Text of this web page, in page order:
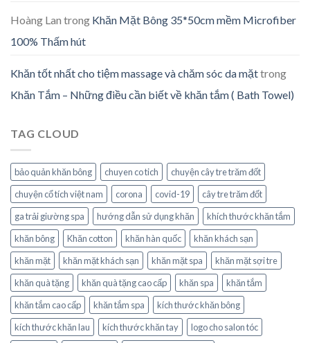
Hoàng Lan trong Khăn Mặt Bông 35*50cm mềm Microfiber
100% Thấm hút
Khăn tốt nhất cho tiệm massage và chăm sóc da mặttrong
Khăn Tắm – Những điều cần biết về khăn tắm ( Bath Towel)
TAG CLOUD
bảo quản khăn bông chuyen co tich
chuyện cây tre trăm đốt
chuyện cổ tích việt nam
corona covid-19
cây tre trăm đốt
ga trải giường spa
hướng dẫn sử dụng khăn
khích thước khăn tắm
khăn bông
Khăn cotton khăn hàn quốc
khăn khách sạn
khăn mặt
khăn mặt khách sạn khăn mặt spa
khăn mặt sợi tre
khăn quà tặng
khăn quà tặng cao cấp khăn spa
khăn tắm
khăn tắm cao cấp
khăn tắm spa
kích thước khăn bông
kích thước khăn lau
kích thước khăn tay
logo cho salon tóc